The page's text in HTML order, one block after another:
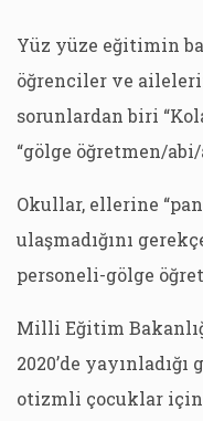
Yüz yüze eğitimin
öğrenciler ve
sorunlardan biri
“gölge öğretmen/
Okullar, ellerine
ulaşmadığını
personeli-gölge
Milli Eğitim
2020’de
otizmli çocuklar için